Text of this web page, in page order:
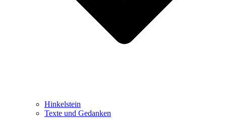
Hinkelstein
Texte und Gedanken